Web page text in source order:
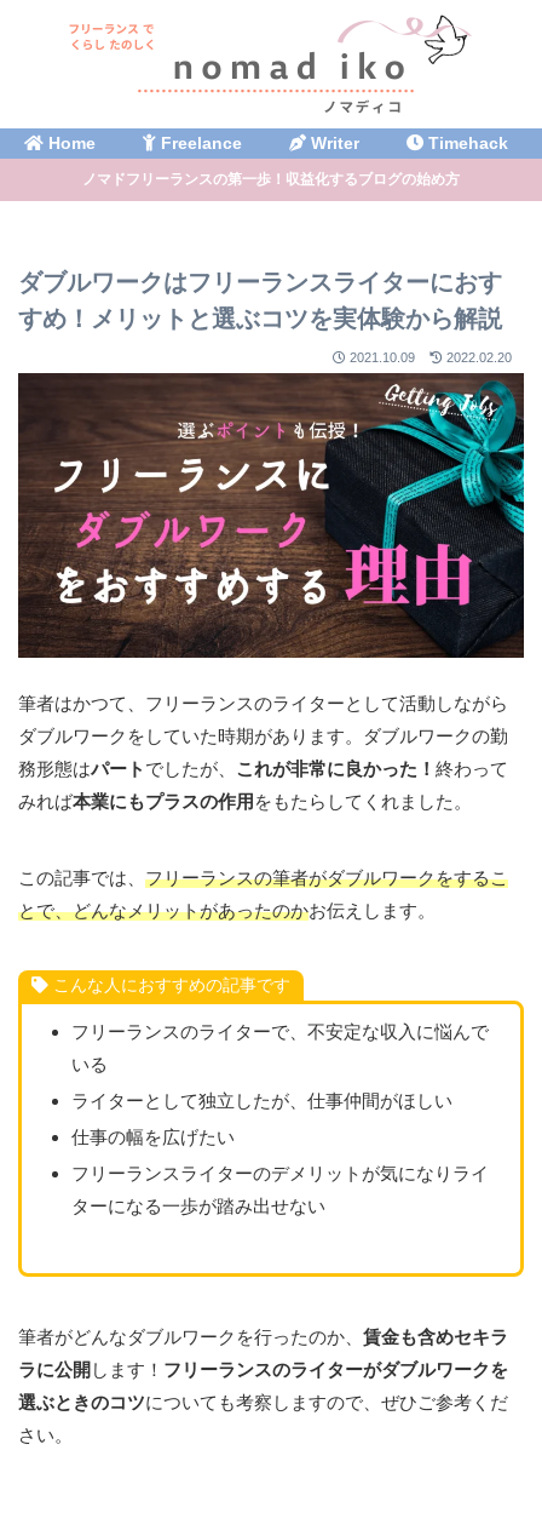
Home Freelance Writer Timehack
ノマドフリーランスの第一歩！収益化するブログの始め方
ダブルワークはフリーランスライターにおす
すめ！メリットと選ぶコツを実体験から解説
2021.10.09 2022.02.20
筆者はかつて、フリーランスのライターとして活動しながら
ダブルワークをしていた時期があります。ダブルワークの勤
務形態はパート でしたが、 これが非常に良かった！ 終わって
みれば本業にもプラスの作用 をもたらしてくれました。
この記事では、 フリーランスの筆者がダブルワークをするこ
とで、どんなメリットがあったのかお伝えします。
こんな人におすすめの記事です
フリーランスのライターで、不安定な収入に悩んで
いる
ライターとして独立したが、仕事仲間がほしい
仕事の幅を広げたい
フリーランスライターのデメリットが気になりライ
ターになる一歩が踏み出せない
筆者がどんなダブルワークを行ったのか、 賃金も含めセキラ
ラに公開 します！ フリーランスのライターがダブルワークを
選ぶときのコツについても考察しますので、ぜひご参考くだ
さい。